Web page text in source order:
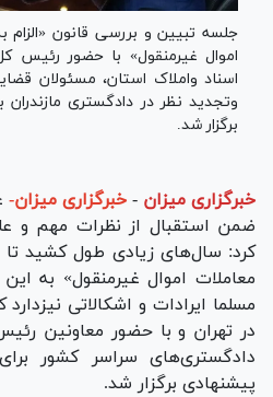
جلسه تبیین و بررسی قانون
اموال غیرمنقول» با حضور رئیس
اسناد واملاک استان، مسئولان
وتجدید نظر در دادگستری
برگزار شد.
خبرگزاری میزان - خبرگزاری میزان-
ضمن استقبال از نظرات مهم و
کرد: سال‌های زیادی طول کشید تا
معاملات اموال غیرمنقول» به
مسلما ایرادات و اشکالاتی
در تهران و با حضور معاونین
دادگستری‌های سراسر کشور
پیشنهادی برگزار شد.